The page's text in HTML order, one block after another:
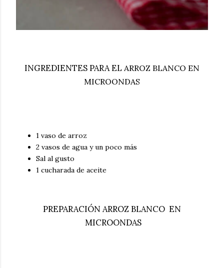
INGREDIENTES PARA EL ARROZ BLANCO EN
MICROONDAS
1 vaso de arroz
2 vasos de agua y un poco más
Sal al gusto
1 cucharada de aceite
PREPARACIÓN ARROZ BLANCO EN
MICROONDAS